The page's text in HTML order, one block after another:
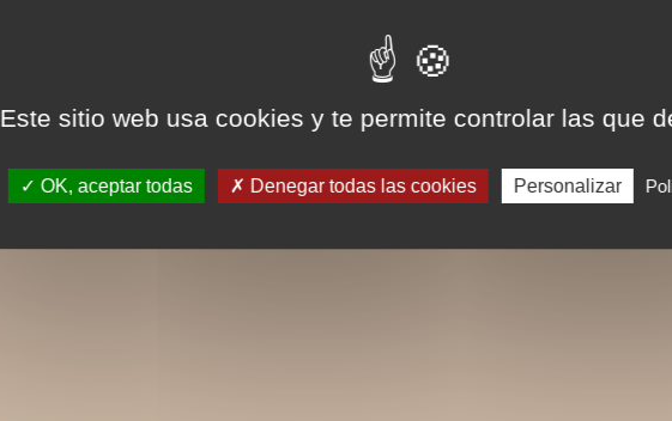
Este sitio web usa cookies y te permite controlar las que
OK, aceptar todas Denegar todas las cookies Personalizar